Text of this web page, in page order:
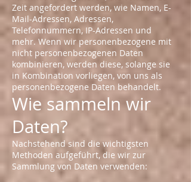
Zeit angefordert werden, wie Namen, E-
Mail-Adressen, Adressen,
Telefonnummern, IP-Adressen und
mehr. Wenn wir personenbezogene mit
nicht personenbezogenen Daten
kombinieren, werden diese, solange sie
in Kombination vorliegen, von uns als
personenbezogene Daten behandelt.
Wie sammeln wir
Daten?
Nachstehend sind die wichtigsten
Methoden aufgeführt, die wir zur
Sammlung von Daten verwenden: